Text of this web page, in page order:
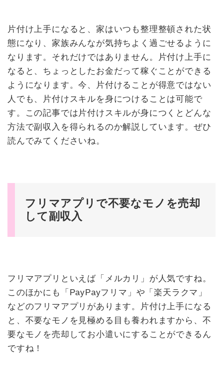
片付け上手になると、家はいつも整理整頓された状
態になり、家族みんなが気持ちよく過ごせるように
なります。それだけではありません。片付け上手に
なると、ちょっとしたお金だって稼ぐことができる
ようになります。今、片付けることが得意ではない
人でも、片付けスキルを身につけることは可能で
す。この記事では片付けスキルが身につくとどんな
方法で副収入を得られるのか解説しています。ぜひ
読んでみてくださいね。
フリマアプリで不要なモノを売却
して副収入
フリマアプリといえば「メルカリ」が人気ですね。
このほかにも「PayPayフリマ」や「楽天ラクマ」
などのフリマアプリがあります。片付け上手になる
と、不要なモノを見極める目も養われますから、不
要なモノを売却してお小遣いにすることができるん
ですね！